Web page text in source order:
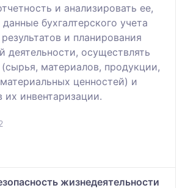
и анализировать ее,
бухгалтерского учета
и планирования
деятельности, осуществлять
материалов, продукции,
ценностей) и
их инвентаризации.
жизнедеятельности